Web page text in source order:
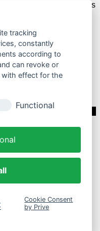
anschließend z.B. etwas
jeweiligen Anbieter.
Partner an
keine
Deals und
tracking
constantly
according to
can revoke or
with effect for the
Functional
Cookie Consent
by Prive
Passwort vergessen?